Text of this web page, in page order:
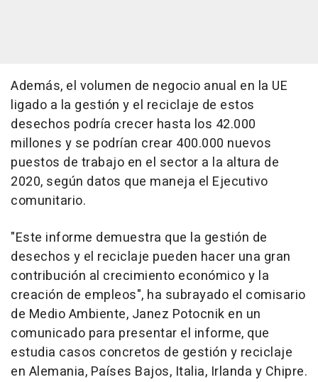
Además, el volumen de negocio anual en la UE
ligado a la gestión y el reciclaje de estos
desechos podría crecer hasta los 42.000
millones y se podrían crear 400.000 nuevos
puestos de trabajo en el sector a la altura de
2020, según datos que maneja el Ejecutivo
comunitario.
"Este informe demuestra que la gestión de
desechos y el reciclaje pueden hacer una gran
contribución al crecimiento económico y la
creación de empleos", ha subrayado el comisario
de Medio Ambiente, Janez Potocnik en un
comunicado para presentar el informe, que
estudia casos concretos de gestión y reciclaje
en Alemania, Países Bajos, Italia, Irlanda y Chipre.